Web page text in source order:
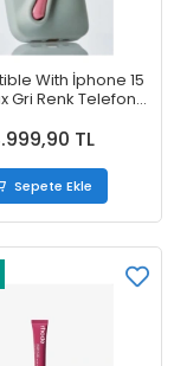
With İphone 15
Gri Renk Telefon
TL
Sepete Ekle